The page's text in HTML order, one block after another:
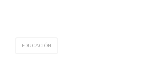
EDUCACIÓN